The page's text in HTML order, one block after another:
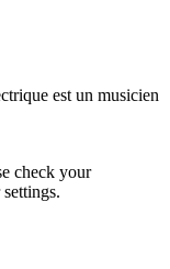
est un musicien
check your